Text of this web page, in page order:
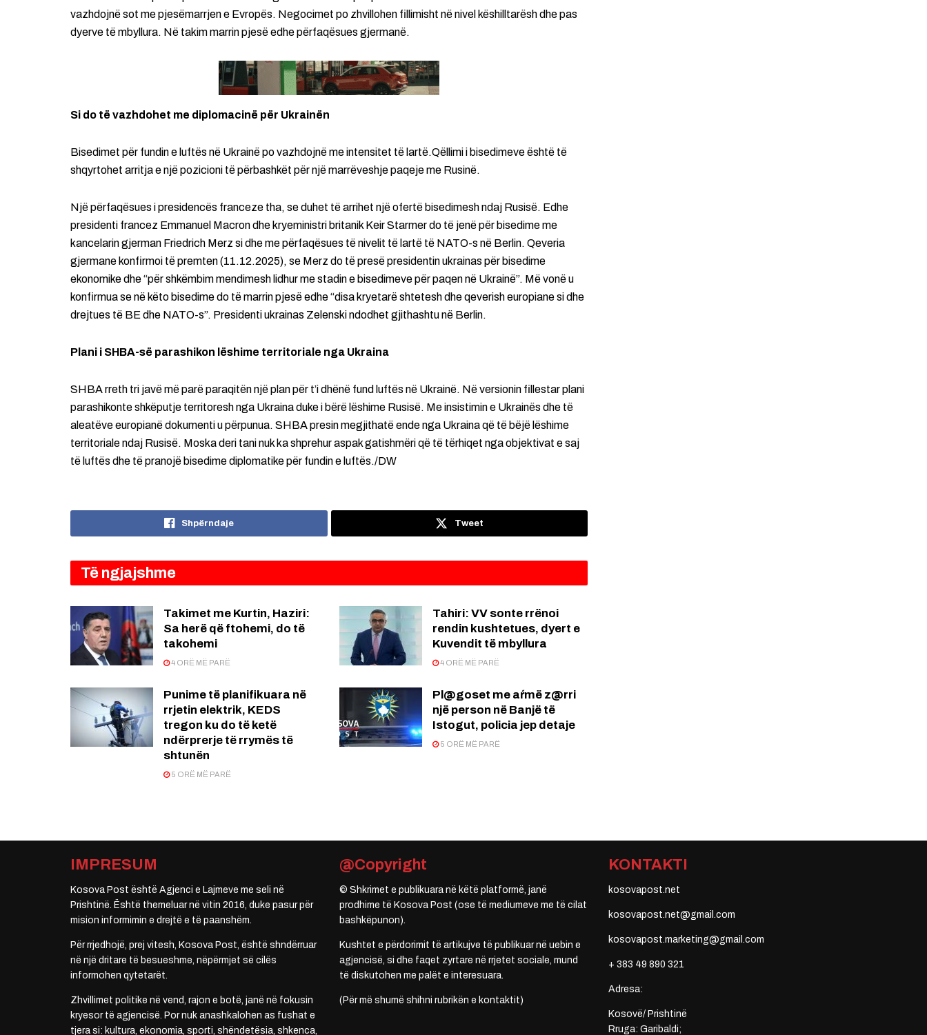
vazhdojnë sot me pjesëmarrjen e Evropës. Negocimet po zhvillohen fillimisht në nivel këshilltarësh dhe pas
dyerve të mbyllura. Në takim marrin pjesë edhe përfaqësues gjermanë.
Si do të vazhdohet me diplomacinë për Ukrainën
Bisedimet për fundin e luftës në Ukrainë po vazhdojnë me intensitet të lartë.Qëllimi i bisedimeve është të
shqyrtohet arritja e një pozicioni të përbashkët për një marrëveshje paqeje me Rusinë.
Një përfaqësues i presidencës franceze tha, se duhet të arrihet një ofertë bisedimesh ndaj Rusisë. Edhe
presidenti francez Emmanuel Macron dhe kryeministri britanik Keir Starmer do të jenë për bisedime me
kancelarin gjerman Friedrich Merz si dhe me përfaqësues të nivelit të lartë të NATO-s në Berlin. Qeveria
gjermane konfirmoi të premten (11.12.2025), se Merz do të presë presidentin ukrainas për bisedime
ekonomike dhe “për shkëmbim mendimesh lidhur me stadin e bisedimeve për paqen në Ukrainë”. Më vonë u
konfirmua se në këto bisedime do të marrin pjesë edhe “disa kryetarë shtetesh dhe qeverish europiane si dhe
drejtues të BE dhe NATO-s”. Presidenti ukrainas Zelenski ndodhet gjithashtu në Berlin.
Plani i SHBA-së parashikon lëshime territoriale nga Ukraina
SHBA rreth tri javë më parë paraqitën një plan për t’i dhënë fund luftës në Ukrainë. Në versionin fillestar plani
parashikonte shkëputje territoresh nga Ukraina duke i bërë lëshime Rusisë. Me insistimin e Ukrainës dhe të
aleatëve europianë dokumenti u përpunua. SHBA presin megjithatë ende nga Ukraina që të bëjë lëshime
territoriale ndaj Rusisë. Moska deri tani nuk ka shprehur aspak gatishmëri që të tërhiqet nga objektivat e saj
të luftës dhe të pranojë bisedime diplomatike për fundin e luftës./DW
Shpërndaje Tweet
Të ngjajshme
Takimet me Kurtin, Haziri:
Sa herë që ftohemi, do të
takohemi
4 ORË MË PARË
Tahiri: VV sonte rrënoi
rendin kushtetues, dyert e
Kuvendit të mbyllura
4 ORË MË PARË
Punime të planifikuara në
rrjetin elektrik, KEDS
tregon ku do të ketë
ndërprerje të rrymës të
shtunën
5 ORË MË PARË
Pl@goset me aŕmë z@rri
një person në Banjë të
Istogut, policia jep detaje
5 ORË MË PARË
IMPRESUM
Kosova Post është Agjenci e Lajmeve me seli në
Prishtinë. Është themeluar në vitin 2016, duke pasur për
mision informimin e drejtë e të paanshëm.
Për rrjedhojë, prej vitesh, Kosova Post, është shndërruar
në një dritare të besueshme, nëpërmjet së cilës
informohen qytetarët.
Zhvillimet politike në vend, rajon e botë, janë në fokusin
kryesor të agjencisë. Por nuk anashkalohen as fushat e
tjera si: kultura, ekonomia, sporti, shëndetësia, shkenca,
@Copyright
© Shkrimet e publikuara në këtë platformë, janë
prodhime të Kosova Post (ose të mediumeve me të cilat
bashkëpunon).
Kushtet e përdorimit të artikujve të publikuar në uebin e
agjencisë, si dhe faqet zyrtare në rrjetet sociale, mund
të diskutohen me palët e interesuara.
(Për më shumë shihni rubrikën e kontaktit)
KONTAKTI
kosovapost.net
kosovapost.net@gmail.com
kosovapost.marketing@gmail.com
+ 383 49 890 321
Adresa:
Kosovë/ Prishtinë
Rruga: Garibaldi;